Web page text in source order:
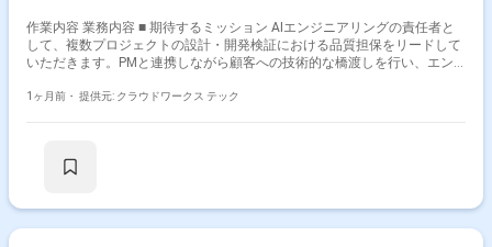
作業内容 業務内容 ■ 期待するミッション AIエンジニアリングの責任者と
して、複数プロジェクトの設計・開発検証における品質担保をリードして
いただきます。PMと連携しながら顧客への技術的な橋渡しを行い、エン
ッションです。 ■ 業務内容・担当工程 【AI活用方針の策定および要件定
ニアのコードレビューや報告資料の品質管理、マネジメントを担当しま
1ヶ月前・ 提供元: クラウドワークス テック